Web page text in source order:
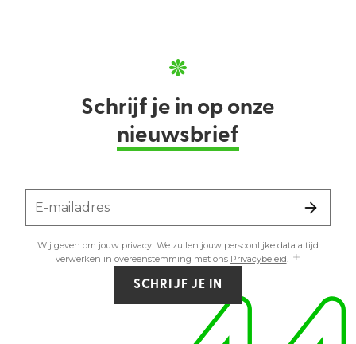
Schrijf je in op onze
nieuwsbrief
E-mailadres
Wij geven om jouw privacy! We zullen jouw persoonlijke data altijd
verwerken in overeenstemming met ons Privacybeleid.
SCHRIJF JE IN